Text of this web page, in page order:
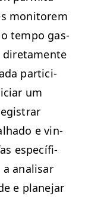
mon­i­torem
tem­po gas­
dire­ta­mente
par­tic­i­
um
e vin­
especí­fi­
a anal­is­ar
e plane­jar